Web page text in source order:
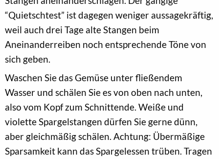
“Quietschtest” ist dagegen weniger aussagekräftig,
weil auch drei Tage alte Stangen beim
Aneinanderreiben noch entsprechende Töne von
sich geben.
Waschen Sie das Gemüse unter fließendem
Wasser und schälen Sie es von oben nach unten,
also vom Kopf zum Schnittende. Weiße und
violette Spargelstangen dürfen Sie gerne dünn,
aber gleichmäßig schälen. Achtung: Übermäßige
Sparsamkeit kann das Spargelessen trüben. Tragen